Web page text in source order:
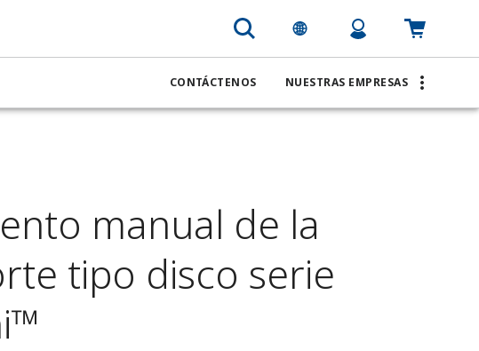
CONTÁCTENOS NUESTRAS EMPRESAS
manual de la
tipo disco serie